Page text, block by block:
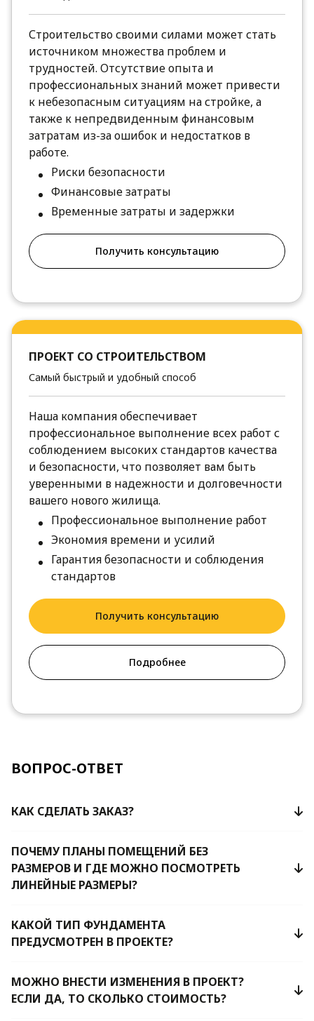
Строительство своими силами может стать
источником множества проблем и
трудностей. Отсутствие опыта и
профессиональных знаний может привести
к небезопасным ситуациям на стройке, а
также к непредвиденным финансовым
затратам из-за ошибок и недостатков в
работе.
Риски безопасности
Финансовые затраты
Временные затраты и задержки
Получить консультацию
ПРОЕКТ СО СТРОИТЕЛЬСТВОМ
Самый быстрый и удобный способ
Наша компания обеспечивает
профессиональное выполнение всех работ с
соблюдением высоких стандартов качества
и безопасности, что позволяет вам быть
уверенными в надежности и долговечности
вашего нового жилища.
Профессиональное выполнение работ
Экономия времени и усилий
Гарантия безопасности и соблюдения
стандартов
Получить консультацию
Подробнее
ВОПРОС-ОТВЕТ
КАК СДЕЛАТЬ ЗАКАЗ?
ПОЧЕМУ ПЛАНЫ ПОМЕЩЕНИЙ БЕЗ
РАЗМЕРОВ И ГДЕ МОЖНО ПОСМОТРЕТЬ
ЛИНЕЙНЫЕ РАЗМЕРЫ?
КАКОЙ ТИП ФУНДАМЕНТА
ПРЕДУСМОТРЕН В ПРОЕКТЕ?
МОЖНО ВНЕСТИ ИЗМЕНЕНИЯ В ПРОЕКТ?
ЕСЛИ ДА, ТО СКОЛЬКО СТОИМОСТЬ?